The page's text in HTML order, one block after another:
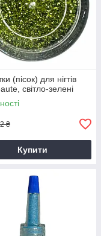
(пісок) для нігтів
світло-зелені
₴
Купити